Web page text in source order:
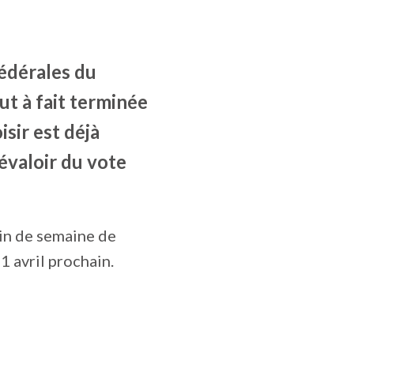
du
à fait terminée
est déjà
du vote
de semaine de
avril prochain.